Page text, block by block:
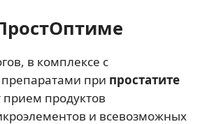
в комплексе с
при простатите
продуктов
и всевозможных